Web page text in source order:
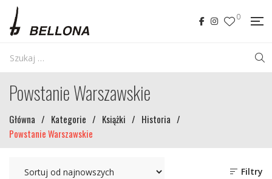
0
Powstanie Warszawskie
Główna / Kategorie / Książki / Historia /
Powstanie Warszawskie
Filtry